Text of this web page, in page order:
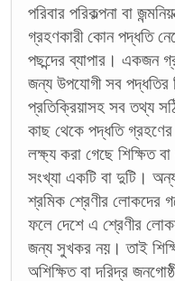
পরিবার পরিকল্পনা বা
গ্রহণকারী কোন পদ্ধতি
পছন্দের ব্যাপার। একজন
জন্য উপযোগী সব পদ্ধতির
প্রতিক্রিয়াসহ সব তথ্য
কাছ থেকে পদ্ধতি গ্রহণের
লক্ষ্য করা গেছে শিক্ষিত
সংখ্যা একটি বা দুটি।
শ্রমিক শ্রেণীর লোকদের
ফলে দেশে এ শ্রেণীর
জন্য সুখকর নয়। তাই
অশিক্ষিত বা দরিদ্র